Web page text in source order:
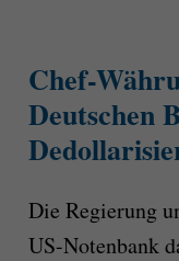
Chef-
Deutschen
Die Regierung
US-Notenbank